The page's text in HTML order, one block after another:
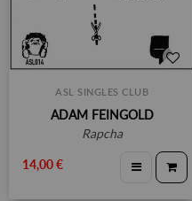
ASL SINGLES CLUB
ADAM FEINGOLD
rapcha
14,00 €